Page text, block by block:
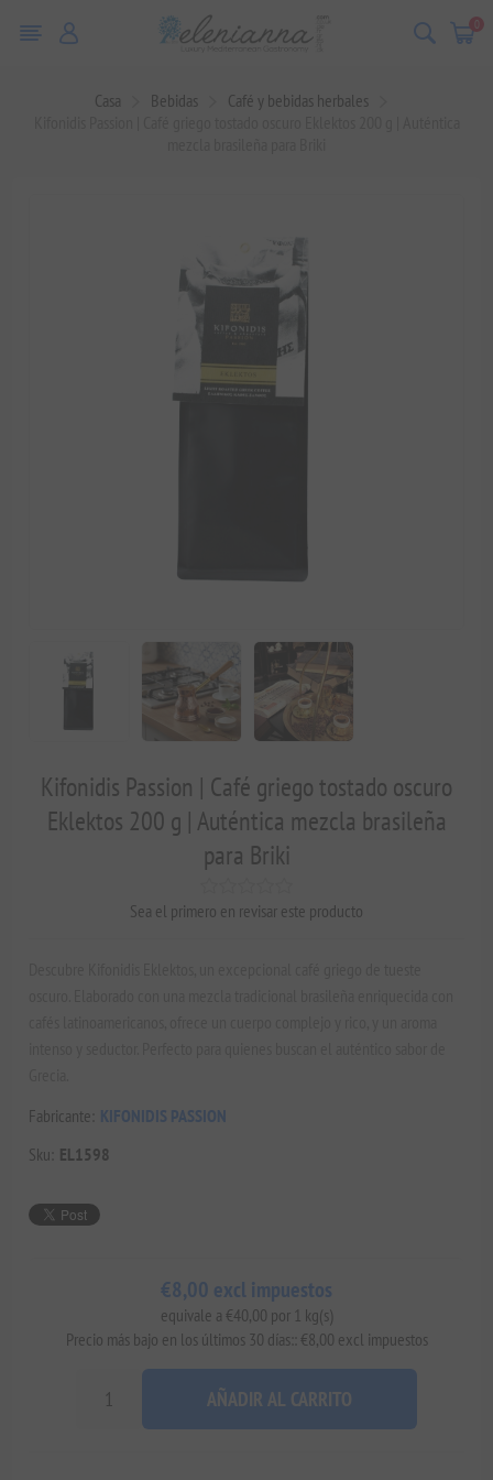
0
Casa Bebidas
Café y bebidas herbales
Kifonidis Passion | Café griego tostado oscuro
Eklektos 200 g | Auténtica mezcla brasileña
para Briki
Sea el primero en revisar este producto
Fabricante: KIFONIDIS PASSION
Sku: EL1598
€8,00 excl impuestos
equivale a €40,00 por 1 kg(s)
Precio más bajo en los últimos 30 días:: €8,00 excl impuestos
AÑADIR AL CARRITO